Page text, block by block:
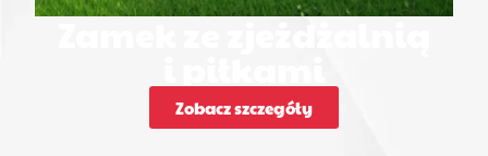
Zamek ze zjeżdżalnią
Zobacz szczegóły